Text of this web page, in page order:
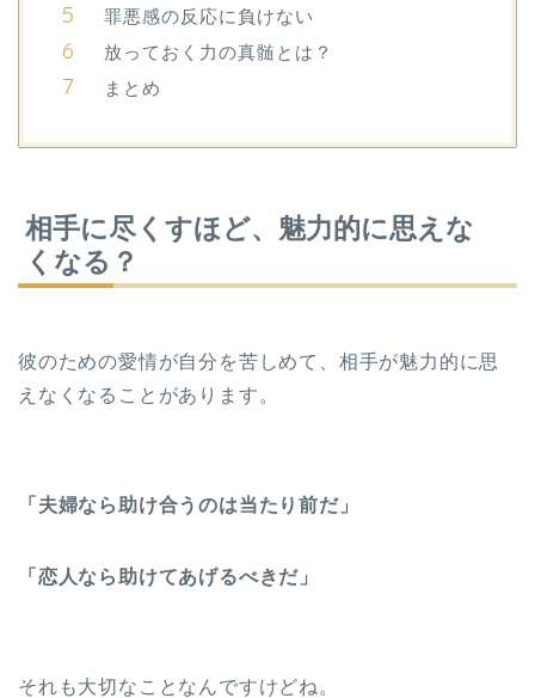
罪悪感の反応に負けない
放っておく力の真髄とは？
まとめ
相手に尽くすほど、魅力的に思えな
くなる？
彼のための愛情が自分を苦しめて、相手が魅力的に思
えなくなることがあります。
「夫婦なら助け合うのは当たり前だ」
「恋人なら助けてあげるべきだ」
それも大切なことなんですけどね。